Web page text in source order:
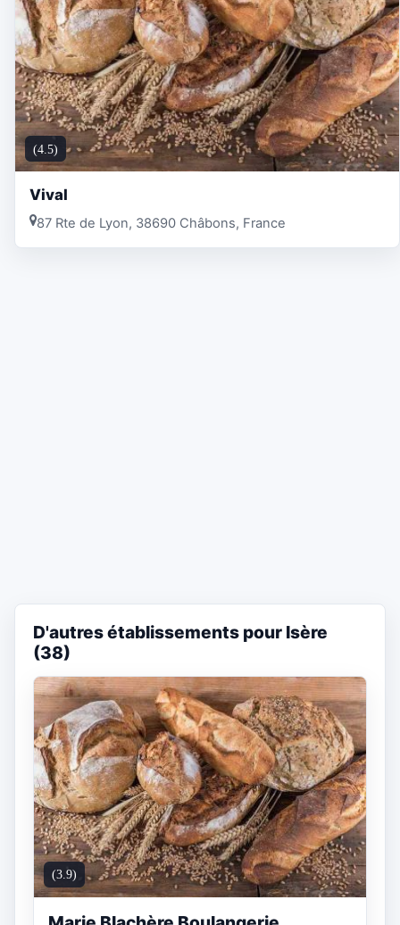
(4.5)
Vival
87 Rte de Lyon, 38690 Châbons, France
D'autres établissements pour Isère
(38)
(3.9)